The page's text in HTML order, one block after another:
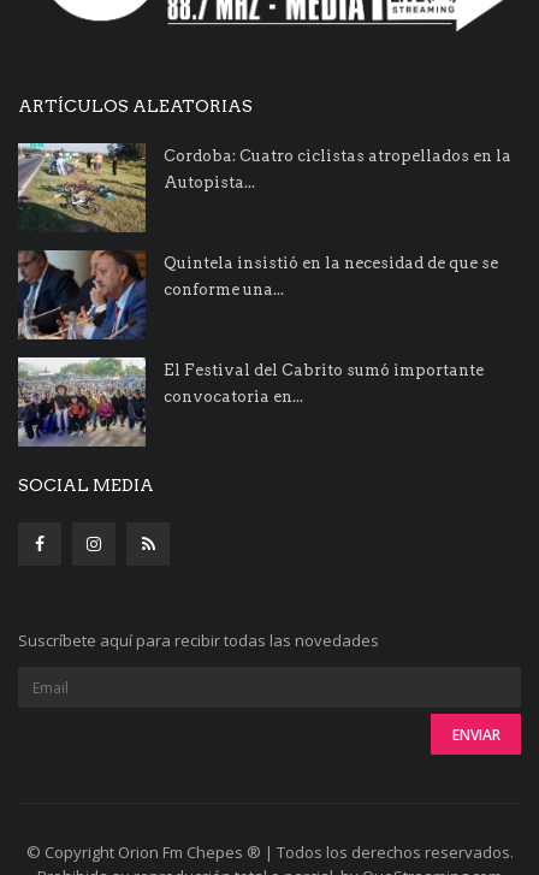
ARTÍCULOS ALEATORIAS
Cordoba: Cuatro ciclistas atropellados en la
Autopista...
Quintela insistió en la necesidad de que se
conforme una...
El Festival del Cabrito sumó importante
convocatoria en...
SOCIAL MEDIA
Suscríbete aquí para recibir todas las novedades
© Copyright Orion Fm Chepes ® | Todos los derechos reservados.